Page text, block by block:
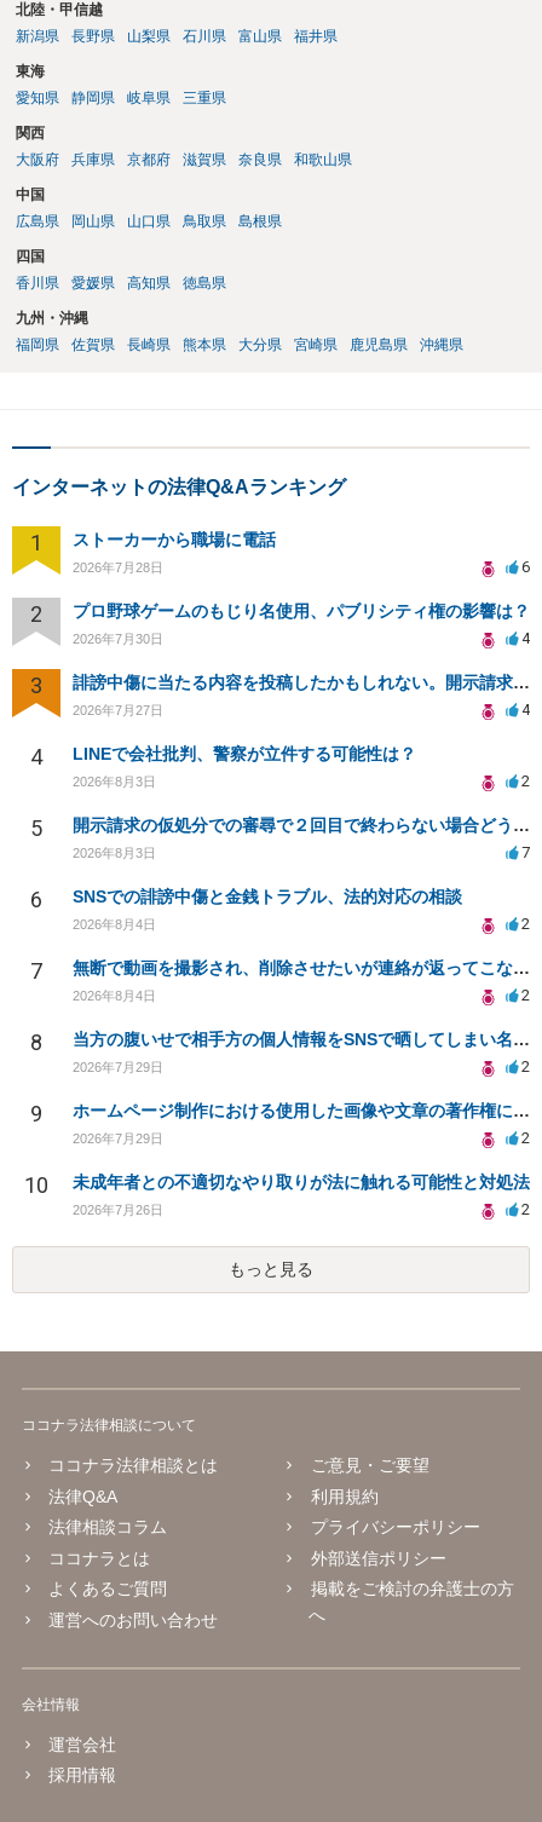
北陸・甲信越
新潟県
長野県 山梨県 石川県 富山県 福井県
東海
愛知県
静岡県 岐阜県 三重県
関西
大阪府
兵庫県 京都府 滋賀県 奈良県 和歌山県
中国
広島県
岡山県 山口県 鳥取県 島根県
四国
香川県
愛媛県 高知県 徳島県
九州・沖縄
福岡県
佐賀県 長崎県 熊本県 大分県 宮崎県 鹿児島県 沖縄県
インターネットの法律Q&Aランキング
1 ストーカーから職場に電話
2026年7月28日 6
2 プロ野球ゲームのもじり名使用、パブリシティ権の影響は？
2026年7月30日 4
3 誹謗中傷に当たる内容を投稿したかもしれない。開示請求や民事刑事裁判に発展しうるのか教えて欲しい。
2026年7月27日 4
4 LINEで会社批判、警察が立件する可能性は？
2026年8月3日 2
5 開示請求の仮処分での審尋で２回目で終わらない場合どうしたらいいですか
2026年8月3日 7
6 SNSでの誹謗中傷と金銭トラブル、法的対応の相談
2026年8月4日 2
7 無断で動画を撮影され、削除させたいが連絡が返ってこない。
2026年8月4日 2
8 当方の腹いせで相手方の個人情報をSNSで晒してしまい名誉毀損させてしまったかもしれない
2026年7月29日 2
9 ホームページ制作における使用した画像や文章の著作権について
2026年7月29日 2
10 未成年者との不適切なやり取りが法に触れる可能性と対処法
2026年7月26日 2
もっと見る
ココナラ法律相談について
ココナラ法律相談とは
法律Q&A
法律相談コラム
ココナラとは
よくあるご質問
運営へのお問い合わせ
ご意見・ご要望
利用規約
プライバシーポリシー
外部送信ポリシー
掲載をご検討の弁護士の方
へ
会社情報
運営会社
採用情報